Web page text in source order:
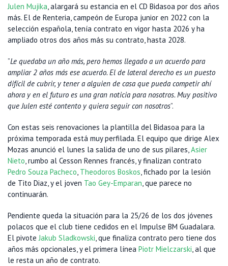
Julen Mujika, alargará su estancia en el CD Bidasoa por dos años
más. El de Renteria, campeón de Europa junior en 2022 con la
selección española, tenía contrato en vigor hasta 2026 y ha
ampliado otros dos años más su contrato, hasta 2028.
”Le quedaba un año más, pero hemos llegado a un acuerdo para
ampliar 2 años más ese acuerdo. El de lateral derecho es un puesto
difícil de cubrir, y tener a alguien de casa que pueda competir ahí
ahora y en el futuro es una gran noticia para nosotros. Muy positivo
que Julen esté contento y quiera seguir con nosotros”.
Con estas seis renovaciones la plantilla del Bidasoa para la
próxima temporada está muy perfilada. El equipo que dirige Alex
Mozas anunció el lunes la salida de uno de sus pilares,Asier
Nieto, rumbo al Cesson Rennes francés, y finalizan contrato
Pedro Souza Pacheco, Theodoros Boskos, fichado por la lesión
de Tito Diaz, y el joven Tao Gey-Emparan, que parece no
continuarán.
Pendiente queda la situación para la 25/26 de los dos jóvenes
polacos que el club tiene cedidos en el Impulse BM Guadalara.
El pivoteJakub Sladkowski, que finaliza contrato pero tiene dos
años más opcionales, y el primera línea Piotr Mielczarski, al que
le resta un año de contrato.